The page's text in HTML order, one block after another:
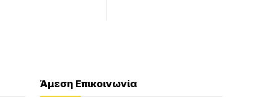
Άμεση Επικοινωνία